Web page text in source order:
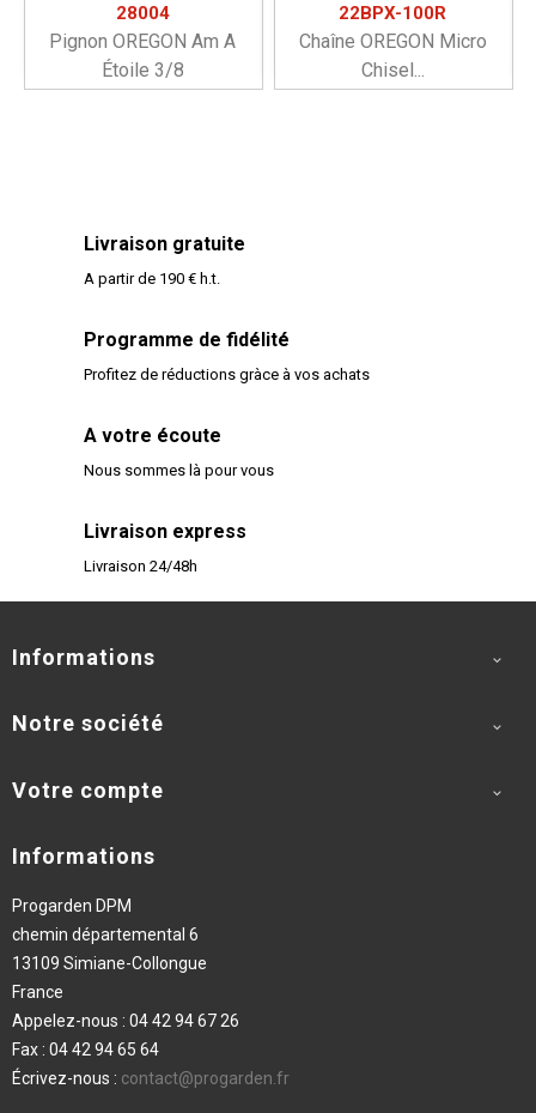
28004
Pignon OREGON Am A
Étoile 3/8
22BPX-100R
Chaîne OREGON Micro
Chisel...
Livraison gratuite
A partir de 190 € h.t.
Programme de fidélité
Profitez de réductions gràce à vos achats
A votre écoute
Nous sommes là pour vous
Livraison express
Livraison 24/48h
Informations 
Notre société 
Votre compte 
Informations
Progarden DPM
chemin départemental 6
13109 Simiane-Collongue
France
Appelez-nous : 04 42 94 67 26
Fax : 04 42 94 65 64
Écrivez-nous : contact@progarden.fr